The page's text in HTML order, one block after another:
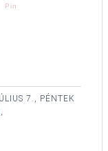
Pin
7., PÉNTEK
,